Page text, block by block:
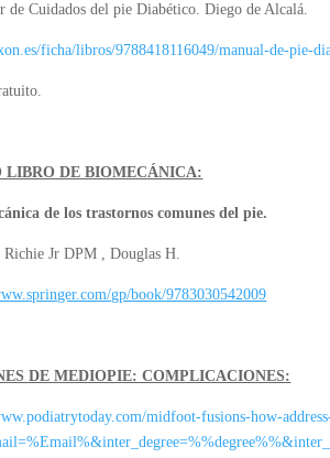
de Cuidados del pie Diabético.Diego de Alcalá.
ficha/libros/9788418116049/manual-de-pie-
LIBRO DE BIOMECÁNICA:
de los trastornos comunes del pie.
Richie Jr DPM , Douglas H.
gp/book/9783030542009
DE MEDIOPIE: COMPLICACIONES:
midfoot-fusions-how-